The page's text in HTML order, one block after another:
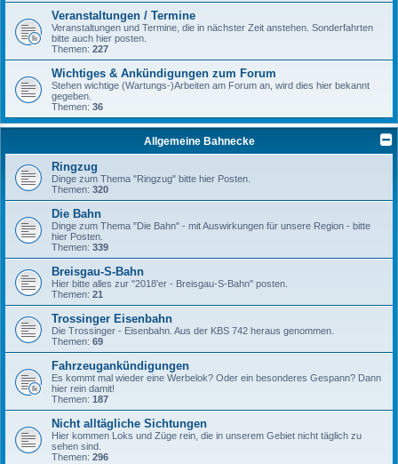
Veranstaltungen / Termine
Veranstaltungen und Termine, die in nächster Zeit anstehen. Sonderfahrten
bitte auch hier posten.
Themen: 227
Wichtiges & Ankündigungen zum Forum
Stehen wichtige (Wartungs-)Arbeiten am Forum an, wird dies hier bekannt
gegeben.
Themen: 36
Allgemeine Bahnecke
Ringzug
Dinge zum Thema "Ringzug" bitte hier Posten.
Themen: 320
Die Bahn
Dinge zum Thema "Die Bahn" - mit Auswirkungen für unsere Region - bitte
hier Posten.
Themen: 339
Breisgau-S-Bahn
Hier bitte alles zur "2018'er - Breisgau-S-Bahn" posten.
Themen: 21
Trossinger Eisenbahn
Die Trossinger - Eisenbahn. Aus der KBS 742 heraus genommen.
Themen: 69
Fahrzeugankündigungen
Es kommt mal wieder eine Werbelok? Oder ein besonderes Gespann? Dann
hier rein damit!
Themen: 187
Nicht alltägliche Sichtungen
Hier kommen Loks und Züge rein, die in unserem Gebiet nicht täglich zu
sehen sind.
Themen: 296